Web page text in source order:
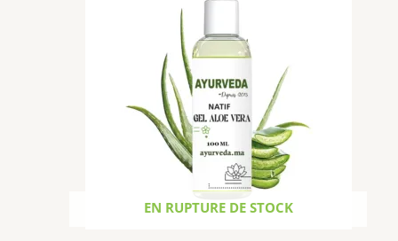
EN RUPTURE DE STOCK